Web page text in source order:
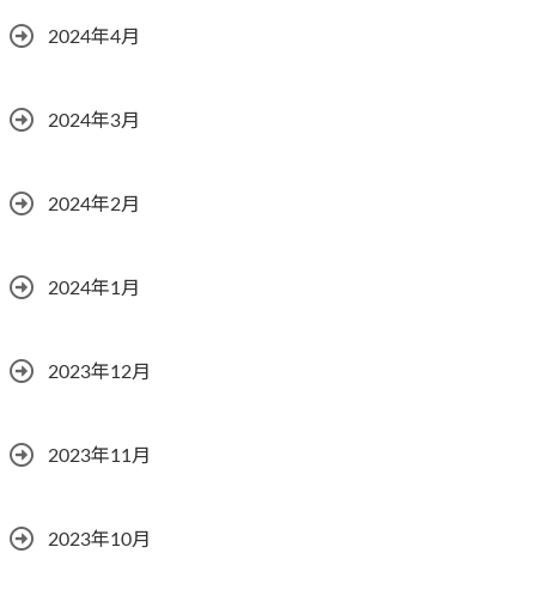
2024年4月
2024年3月
2024年2月
2024年1月
2023年12月
2023年11月
2023年10月